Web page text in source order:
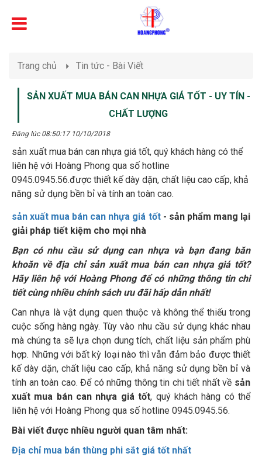
Trang chủ Tin tức - Bài Viết
SẢN XUẤT MUA BÁN CAN NHỰA GIÁ TỐT - UY TÍN -
CHẤT LƯỢNG
Đăng lúc 08:50:17 10/10/2018
sản xuất mua bán can nhựa giá tốt, quý khách hàng có thể
liên hệ với Hoàng Phong qua số hotline
0945.0945.56.được thiết kế dày dặn, chất liệu cao cấp, khả
năng sử dụng bền bỉ và tính an toàn cao.
sản xuất mua bán can nhựa giá tốt- sản phẩm mang lại
giải pháp tiết kiệm cho mọi nhà
Bạn có nhu cầu sử dụng can nhựa và bạn đang băn
khoăn về địa chỉ sản xuất mua bán can nhựa giá tốt?
Hãy liên hệ với Hoàng Phong để có những thông tin chi
tiết cùng nhiều chính sách ưu đãi hấp dẫn nhất!
Can nhựa là vật dụng quen thuộc và không thể thiếu trong
cuộc sống hàng ngày. Tùy vào nhu cầu sử dụng khác nhau
mà chúng ta sẽ lựa chọn dung tích, chất liệu sản phẩm phù
hợp. Những với bất kỳ loại nào thì vẫn đảm bảo được thiết
kế dày dặn, chất liệu cao cấp, khả năng sử dụng bền bỉ và
tính an toàn cao. Để có những thông tin chi tiết nhất về sản
xuất mua bán can nhựa giá tốt, quý khách hàng có thể
liên hệ với Hoàng Phong qua số hotline 0945.0945.56.
Bài viết được nhiều người quan tâm nhất:
Địa chỉ mua bán thùng phi sắt giá tốt nhất